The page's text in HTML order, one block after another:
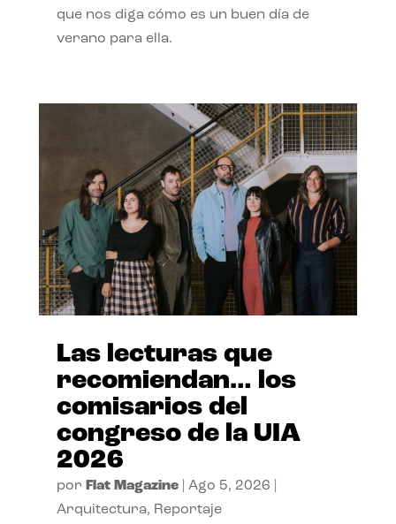
que nos diga cómo es un buen día de
verano para ella.
Las lecturas que
recomiendan… los
comisarios del
congreso de la UIA
2026
por Flat Magazine| Ago 5, 2026
Arquitectura, Reportaje